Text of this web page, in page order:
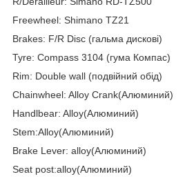
Freewheel: Shimano TZ21
Brakes: F/R Disc (гальма дискові)
Tyre: Compass 3104 (гума Компас)
Rim: Double wall (подвійний обід)
Chainwheel: Alloy Crank(Алюминий)
Handlbear: Alloy(Алюминий)
Stem:Alloy(Алюминий)
Brake Lever: alloy(Алюминий)
Seat post:alloy(Алюминий)